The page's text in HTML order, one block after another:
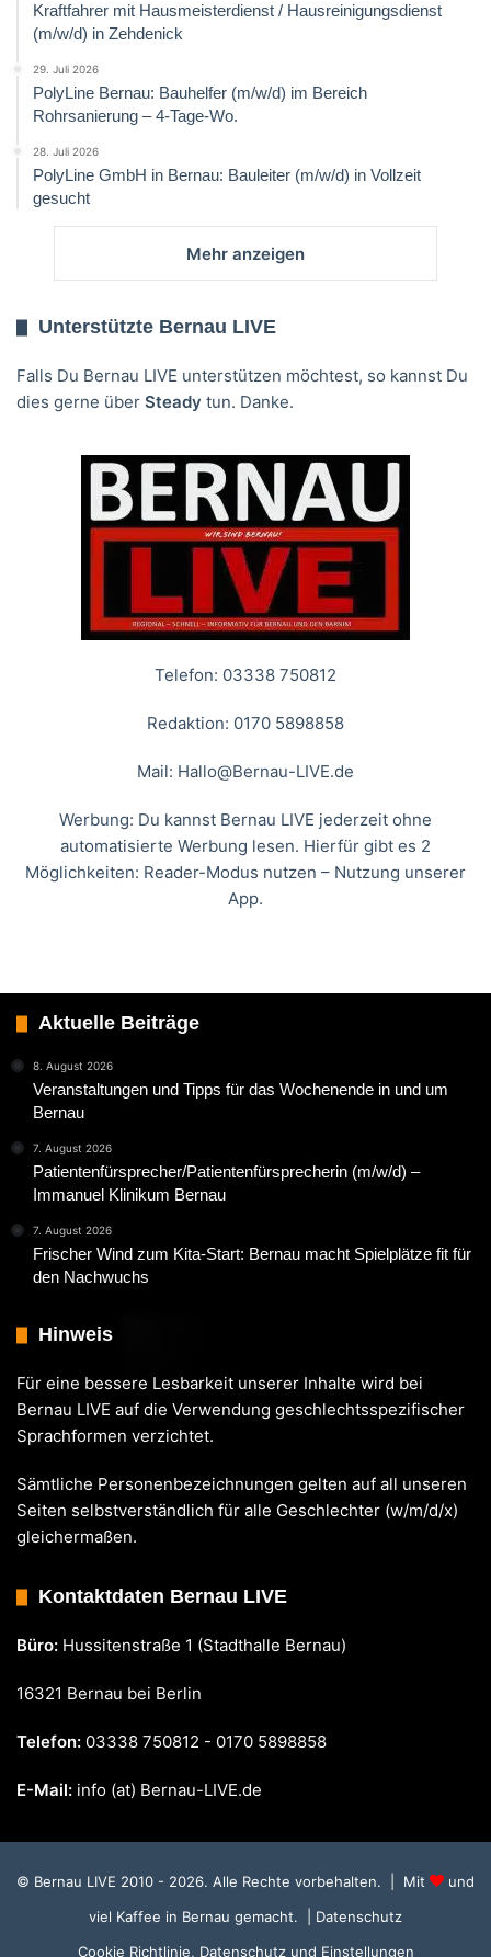
Kraftfahrer mit Hausmeisterdienst / Hausreinigungsdienst
(m/w/d) in Zehdenick
29. Juli 2026
PolyLine Bernau: Bauhelfer (m/w/d) im Bereich
Rohrsanierung – 4-Tage-Wo.
28. Juli 2026
PolyLine GmbH in Bernau: Bauleiter (m/w/d) in Vollzeit
gesucht
Mehr anzeigen
Unterstützte Bernau LIVE
Falls Du Bernau LIVE unterstützen möchtest, so kannst Du
dies gerne über Steady tun. Danke.
Telefon: 03338 750812
Redaktion: 0170 5898858
Mail: Hallo@Bernau-LIVE.de
Werbung: Du kannst Bernau LIVE jederzeit ohne
automatisierte Werbung lesen. Hierfür gibt es 2
Möglichkeiten: Reader-Modus nutzen – Nutzung unserer
App.
Aktuelle Beiträge
8. August 2026
Veranstaltungen und Tipps für das Wochenende in und um
Bernau
7. August 2026
Patientenfürsprecher/Patientenfürsprecherin (m/w/d) –
Immanuel Klinikum Bernau
7. August 2026
Frischer Wind zum Kita-Start: Bernau macht Spielplätze fit für
den Nachwuchs
Hinweis
Für eine bessere Lesbarkeit unserer Inhalte wird bei
Bernau LIVE auf die Verwendung geschlechtsspezifischer
Sprachformen verzichtet.
Sämtliche Personenbezeichnungen gelten auf all unseren
Seiten selbstverständlich für alle Geschlechter (w/m/d/x)
gleichermaßen.
Kontaktdaten Bernau LIVE
Büro: Hussitenstraße 1 (Stadthalle Bernau)
16321 Bernau bei Berlin
Telefon: 03338 750812 - 0170 5898858
E-Mail: info (at) Bernau-LIVE.de
© Bernau LIVE 2010 - 2026. Alle Rechte vorbehalten. | Mit
und
viel Kaffee in Bernau gemacht.
| Datenschutz
Cookie Richtlinie, Datenschutz und Einstellungen